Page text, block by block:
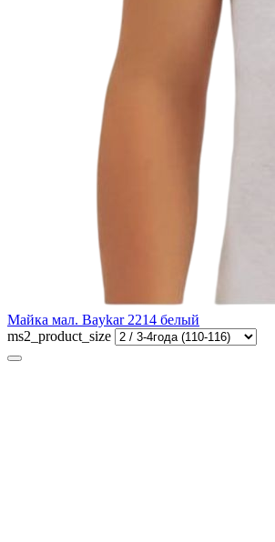
Майка мал. Baykar 2214 белый
ms2_product_size